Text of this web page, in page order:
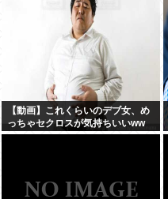
【動画】これくらいのデブ女、め
っちゃセクロスが気持ちいいww